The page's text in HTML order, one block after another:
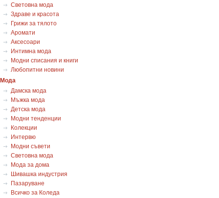
Световна мода
Здраве и красота
Грижи за тялото
Аромати
Аксесоари
Интимна мода
Модни списания и книги
Любопитни новини
Мода
Дамска мода
Мъжка мода
Детска мода
Модни тенденции
Колекции
Интервю
Модни съвети
Световна мода
Мода за дома
Шивашка индустрия
Пазаруване
Всичко за Коледа